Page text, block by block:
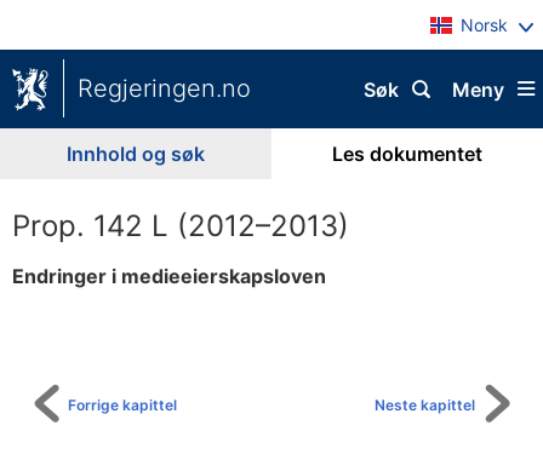
Norsk
Regjeringen.no Meny
Søk
Innhold og søk Les dokumentet
Prop. 142 L (2012–2013)
Endringer i medieeierskapsloven
Neste kapittel
Forrige kapittel